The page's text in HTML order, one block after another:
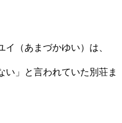
（あまづかゆい）は、
い」と言われていた別荘ま